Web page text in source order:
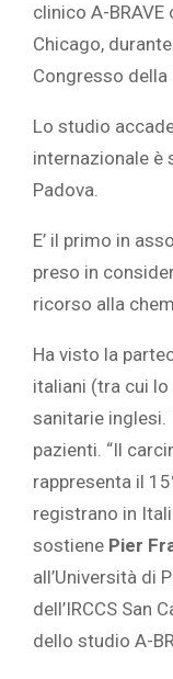
clinico A-
Chicago,
Congresso
Lo studio
internazionale è
Padova.
E’ il primo in
preso in
ricorso alla
Ha visto la
italiani (tra cui
sanitarie
pazienti. “Il
rappresenta il
registrano in
sostiene Pier
all’Università di
dell’IRCCS San
dello studio A-